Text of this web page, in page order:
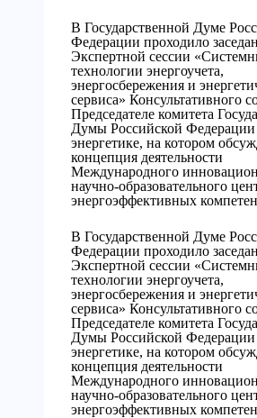
В Государcтвенной Думе
Федерации проходило
Экспертной сессии
технологии энергоучета,
энергосбережения и
сервиса» Консультативного
Председателе комитета
Думы Российской
энергетике, на котором
концепция деятельности
Международного
научно-образовательного
энергоэффективных
В Государcтвенной Думе
Федерации проходило
Экспертной сессии
технологии энергоучета,
энергосбережения и
сервиса» Консультативного
Председателе комитета
Думы Российской
энергетике, на котором
концепция деятельности
Международного
научно-образовательного
энергоэффективных